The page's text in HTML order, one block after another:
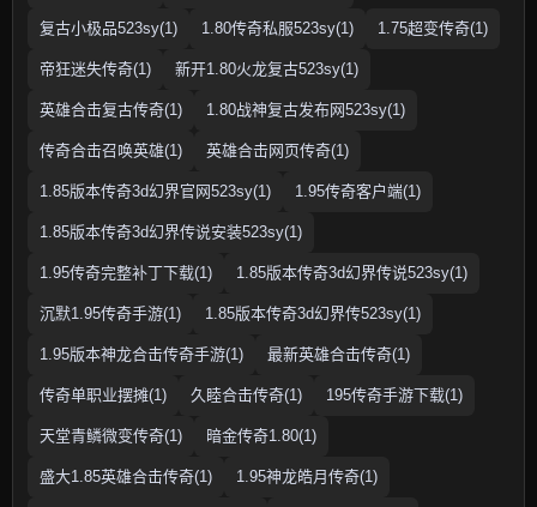
复古小极品523sy(1) 1.80传奇私服523sy(1) 1.75超变传奇(1)
帝狂迷失传奇(1) 新开1.80火龙复古523sy(1)
英雄合击复古传奇(1) 1.80战神复古发布网523sy(1)
传奇合击召唤英雄(1) 英雄合击网页传奇(1)
1.85版本传奇3d幻界官网523sy(1) 1.95传奇客户端(1)
1.85版本传奇3d幻界传说安装523sy(1)
1.95传奇完整补丁下载(1) 1.85版本传奇3d幻界传说523sy(1)
沉默1.95传奇手游(1) 1.85版本传奇3d幻界传523sy(1)
1.95版本神龙合击传奇手游(1) 最新英雄合击传奇(1)
传奇单职业摆摊(1) 久睦合击传奇(1) 195传奇手游下载(1)
天堂青鳞微变传奇(1) 暗金传奇1.80(1)
盛大1.85英雄合击传奇(1) 1.95神龙皓月传奇(1)